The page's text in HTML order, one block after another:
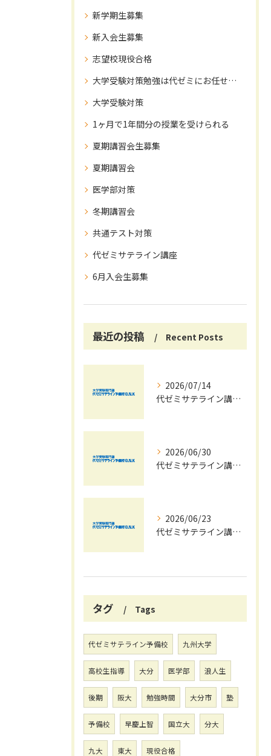
新学期生募集
新入会生募集
志望校現役合格
大学受験対策勉強は代ゼミにお任せ下さい！
大学受験対策
1ヶ月で1年間分の授業を受けられる
夏期講習会生募集
夏期講習会
医学部対策
冬期講習会
共通テスト対策
代ゼミサテライン講座
6月入会生募集
最近の投稿 Recent Posts
2026/07/14
代ゼミサテライン講座で夏期講習会を自宅受講し大学受験対策を効率化する方法
2026/06/30
代ゼミサテライン講座夏期講習会で苦手科目を短期間に得意科目へ導く学習戦略
2026/06/23
代ゼミサテライン講座を活用した夏期講習会で共通テストの最新傾向と対策を徹底攻略する方法
タグ Tags
代ゼミサテライン予備校 九州大学
高校生指導 大分 医学部 浪人生
後期 阪大 勉強時間 大分市 塾
予備校 早慶上智 国立大 分大
九大 東大 現役合格